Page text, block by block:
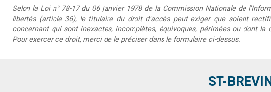
Selon la Loi n° 78-17 du 06 janvier 1978 de la Commission Nationale de
libertés (article 36), le titulaire du droit d'accès peut exiger que soient
concernant qui sont inexactes, incomplètes, équivoques, périmées ou dont
Pour exercer ce droit, merci de le préciser dans le formulaire ci-dessus.
ST-